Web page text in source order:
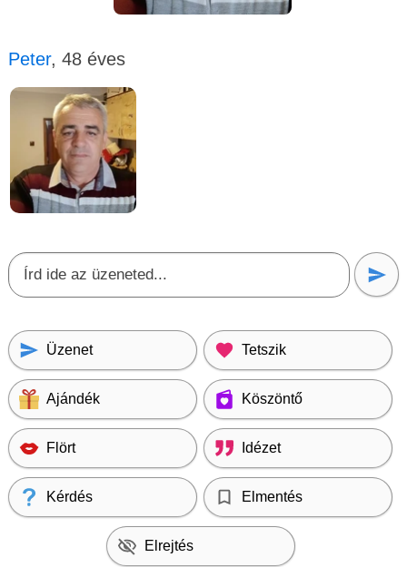
Peter, 48 éves
Üzenet Tetszik
Ajándék Köszöntő
Flört Idézet
Kérdés Elmentés
Elrejtés